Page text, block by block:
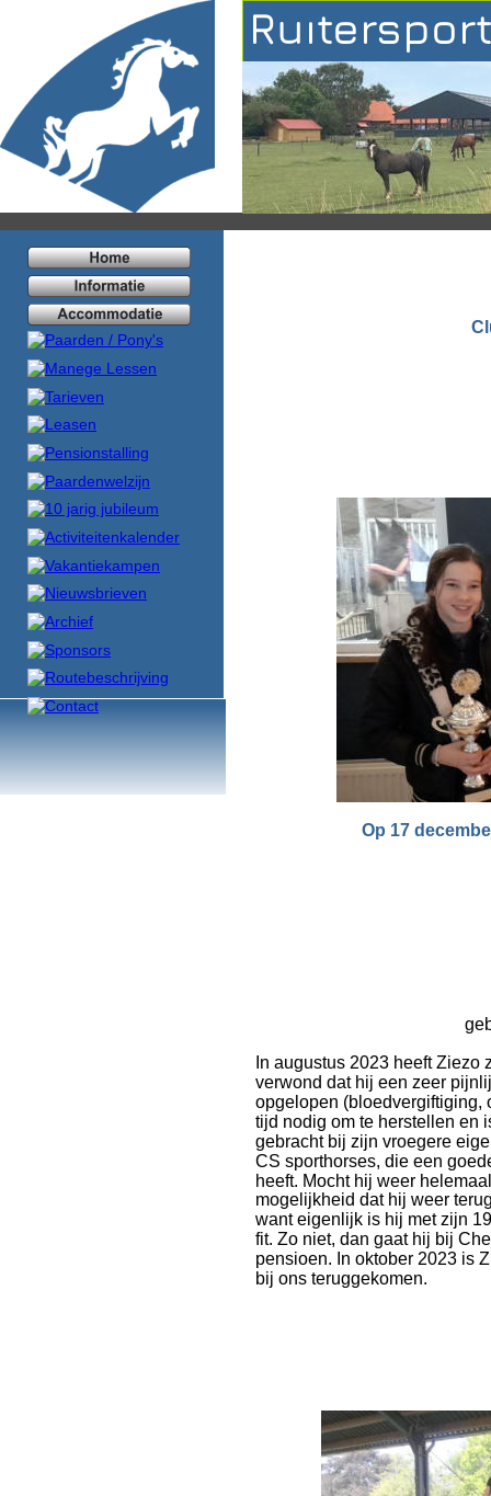
In augustus 2023 heeft
verwond dat hij een zeer
opgelopen (bloedvergiftiging,
tijd nodig om te herstellen en
gebracht bij zijn vroegere
CS sporthorses, die een
heeft. Mocht hij weer
mogelijkheid dat hij weer
want eigenlijk is hij met zijn
fit. Zo niet, dan gaat hij bij
pensioen. In oktober 2023 is
bij ons teruggekomen.
Op 17